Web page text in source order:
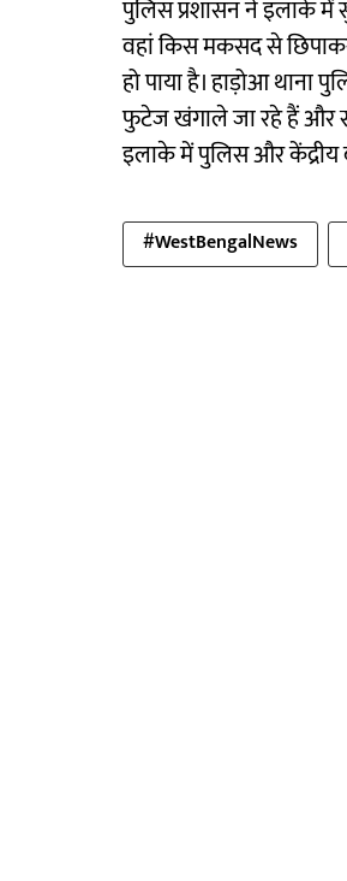
पुलिस प्रशासन ने इलाके में
वहां किस मकसद से
हो पाया है। हाड़ोआ
फुटेज खंगाले जा रहे हैं और
इलाके में पुलिस और केंद्रीय
#WestBengalNews